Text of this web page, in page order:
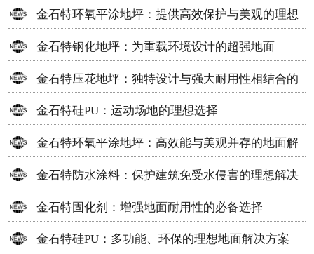
案
金石特环氧平涂地坪：提供高效保护与美观的理想
选择
金石特钢化地坪：为重载环境设计的超强地面
金石特压花地坪：独特设计与强大耐用性相结合的
地面材料
金石特硅PU：运动场地的理想选择
金石特环氧平涂地坪：高效能与美观并存的地面解
决方案
金石特防水涂料：保护建筑免受水侵害的理想解决
方案
金石特固化剂：增强地面耐用性的必备选择
金石特硅PU：多功能、环保的理想地面解决方案